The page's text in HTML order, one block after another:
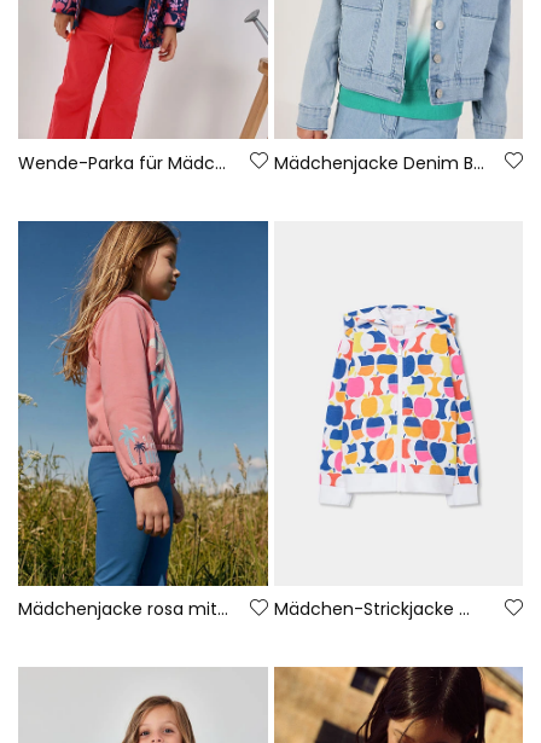
Wende-Parka für Mädchen aus technischem Material in Marineblau. Mädchenjacke Denim Baumwolle Bleach
Mädchenjacke rosa mit Palmen Mädchen-Strickjacke mit Äpfeln